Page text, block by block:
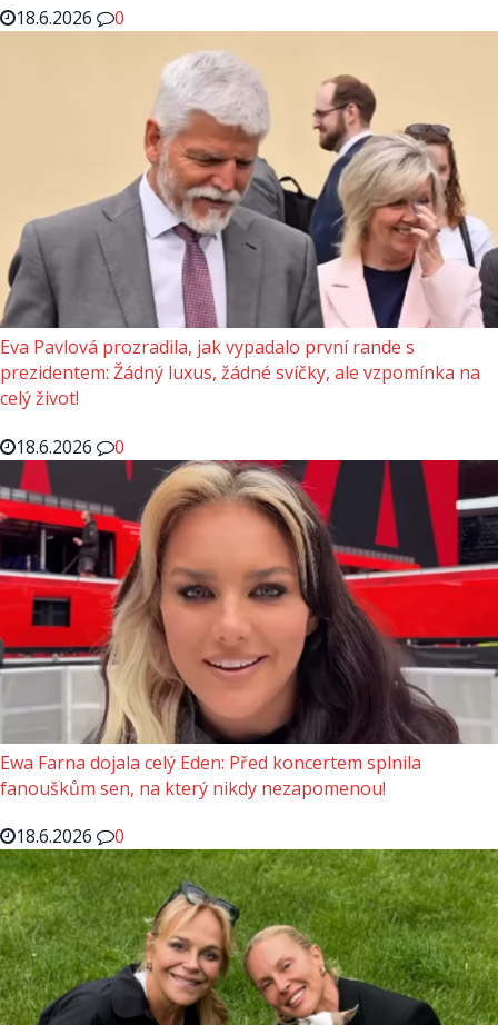
18.6.2026
0
Eva Pavlová prozradila, jak vypadalo první rande s
prezidentem: Žádný luxus, žádné svíčky, ale vzpomínka na
celý život!
18.6.2026
0
Ewa Farna dojala celý Eden: Před koncertem splnila
fanouškům sen, na který nikdy nezapomenou!
18.6.2026
0